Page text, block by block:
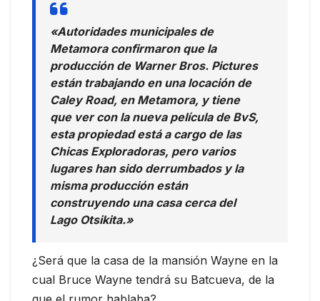
«Autoridades municipales de
Metamora confirmaron que la
producción de Warner Bros. Pictures
están trabajando en una locación de
Caley Road, en Metamora, y tiene
que ver con la nueva película de BvS,
esta propiedad está a cargo de las
Chicas Exploradoras, pero varios
lugares han sido derrumbados y la
misma producción están
construyendo una casa cerca del
Lago Otsikita.»
¿Será que la casa de la mansión Wayne en la
cual Bruce Wayne tendrá su Batcueva, de la